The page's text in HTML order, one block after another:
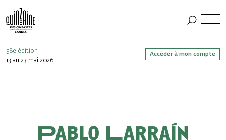
58e édition
13 au 23 mai 2026
Accéder à mon compte
Pablo Larraín